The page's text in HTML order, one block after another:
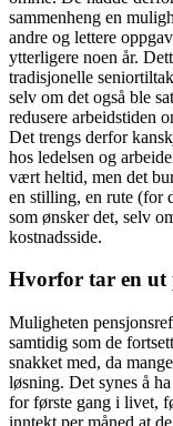
sammenheng en
andre og lettere
ytterligere noen år.
tradisjonelle
selv om det også ble
redusere arbeidstiden
Det trengs derfor
hos ledelsen og
vært heltid, men det
en stilling, en rute (for
som ønsker det, selv
kostnadsside.
Hvorfor tar en ut
Muligheten
samtidig som de
snakket med, da
løsning. Det synes å
for første gang i livet,
inntekt per måned at